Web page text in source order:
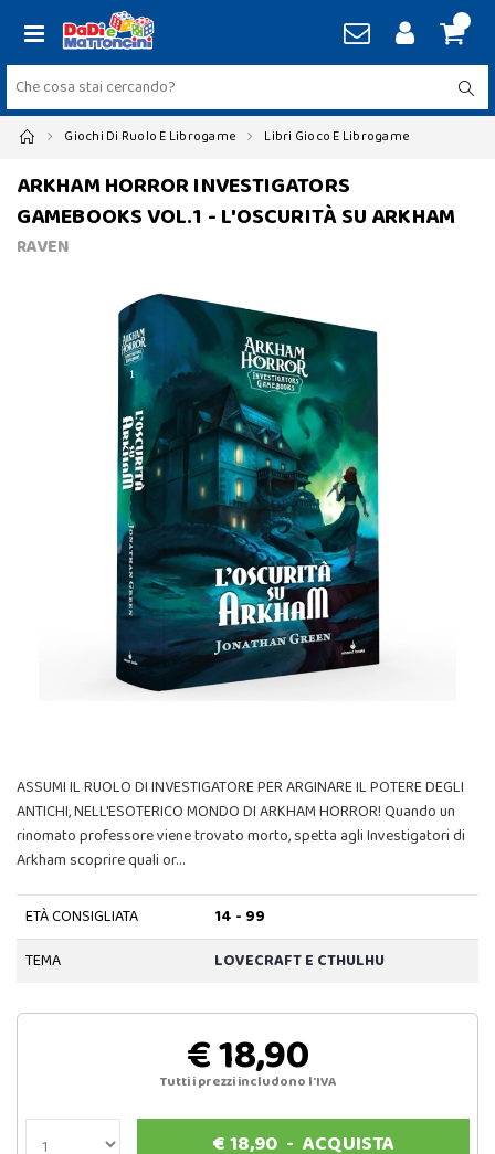
Giochi Di Ruolo E Librogame Libri Gioco E Librogame
ARKHAM HORROR INVESTIGATORS
GAMEBOOKS VOL.1 - L'OSCURITÀ SU ARKHAM
RAVEN
ASSUMI IL RUOLO DI INVESTIGATORE PER ARGINARE IL POTERE DEGLI
ANTICHI, NELL'ESOTERICO MONDO DI ARKHAM HORROR! Quando un
rinomato professore viene trovato morto, spetta agli Investigatori di
Arkham scoprire quali or…
ETÀ CONSIGLIATA
14 - 99
TEMA
LOVECRAFT E CTHULHU
€ 18,90
Tutti i prezzi includono l'IVA
€18,90- ACQUISTA